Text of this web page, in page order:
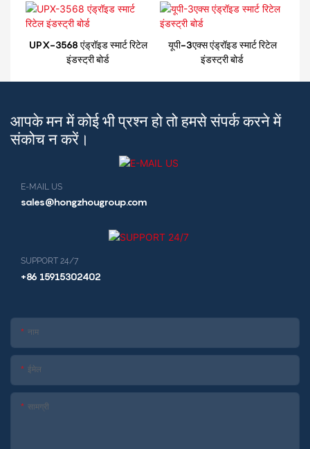
UPX-3568 एंड्रॉइड स्मार्ट रिटेल
इंडस्ट्री बोर्ड
यूपी-3एक्स एंड्रॉइड स्मार्ट रिटेल
इंडस्ट्री बोर्ड
आपके मन में कोई भी प्रश्न हो तो हमसे संपर्क करने में
संकोच न करें।
E-MAIL US
sales@hongzhougroup.com
SUPPORT 24/7
+86 15915302402
नाम
ईमेल
सामग्री